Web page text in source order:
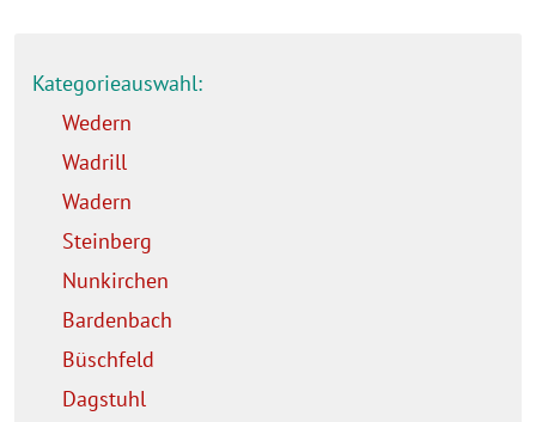
Kategorieauswahl:
Wedern
Wadrill
Wadern
Steinberg
Nunkirchen
Bardenbach
Büschfeld
Dagstuhl